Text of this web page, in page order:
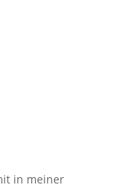
in meiner